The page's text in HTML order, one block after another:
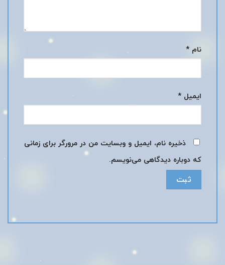
نام *
ایمیل *
ذخیره نام، ایمیل و وبسایت من در مرورگر برای زمانی
که دوباره دیدگاهی می‌نویسم.